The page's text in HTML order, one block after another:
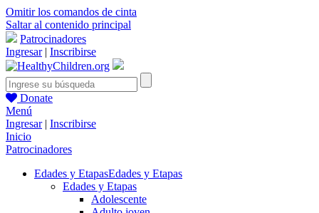
Omitir los comandos de cinta
Saltar al contenido principal
Patrocinadores
Ingresar| Inscribirse
Donate
Menú
Ingresar| Inscribirse
Inicio
Patrocinadores
Edades y EtapasEdades y Etapas
Edades y Etapas
Adolescente